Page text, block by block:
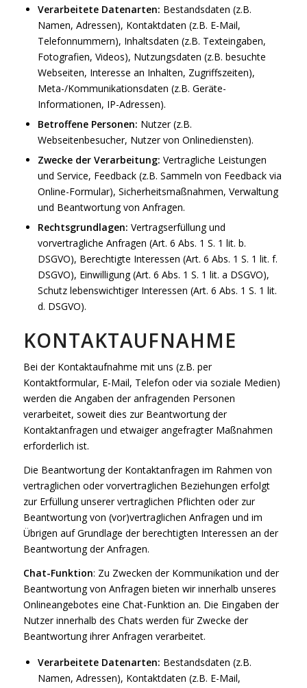
Verarbeitete Datenarten: Bestandsdaten (z.B.
Namen, Adressen), Kontaktdaten (z.B. E-Mail,
Telefonnummern), Inhaltsdaten (z.B. Texteingaben,
Fotografien, Videos), Nutzungsdaten (z.B. besuchte
Webseiten, Interesse an Inhalten, Zugriffszeiten),
Meta-/Kommunikationsdaten (z.B. Geräte-
Informationen, IP-Adressen).
Betroffene Personen: Nutzer (z.B.
Webseitenbesucher, Nutzer von Onlinediensten).
Zwecke der Verarbeitung: Vertragliche Leistungen
und Service, Feedback (z.B. Sammeln von Feedback via
Online-Formular), Sicherheitsmaßnahmen, Verwaltung
und Beantwortung von Anfragen.
Rechtsgrundlagen: Vertragserfüllung und
vorvertragliche Anfragen (Art. 6 Abs. 1 S. 1 lit. b.
DSGVO), Berechtigte Interessen (Art. 6 Abs. 1 S. 1 lit. f.
DSGVO), Einwilligung (Art. 6 Abs. 1 S. 1 lit. a DSGVO),
Schutz lebenswichtiger Interessen (Art. 6 Abs. 1 S. 1 lit.
d. DSGVO).
KONTAKTAUFNAHME
Bei der Kontaktaufnahme mit uns (z.B. per
Kontaktformular, E-Mail, Telefon oder via soziale Medien)
werden die Angaben der anfragenden Personen
verarbeitet, soweit dies zur Beantwortung der
Kontaktanfragen und etwaiger angefragter Maßnahmen
erforderlich ist.
Die Beantwortung der Kontaktanfragen im Rahmen von
vertraglichen oder vorvertraglichen Beziehungen erfolgt
zur Erfüllung unserer vertraglichen Pflichten oder zur
Beantwortung von (vor)vertraglichen Anfragen und im
Übrigen auf Grundlage der berechtigten Interessen an der
Beantwortung der Anfragen.
Chat-Funktion: Zu Zwecken der Kommunikation und der
Beantwortung von Anfragen bieten wir innerhalb unseres
Onlineangebotes eine Chat-Funktion an. Die Eingaben der
Nutzer innerhalb des Chats werden für Zwecke der
Beantwortung ihrer Anfragen verarbeitet.
Verarbeitete Datenarten: Bestandsdaten (z.B.
Namen, Adressen), Kontaktdaten (z.B. E-Mail,